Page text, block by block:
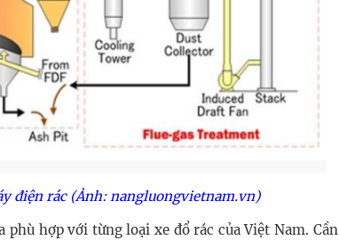
điện rác (Ảnh: nangluongvietnam.vn)
phù hợp với từng loại xe đổ rác của Việt Nam. Cần